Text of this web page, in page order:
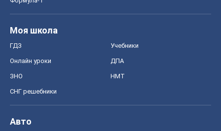
Моя школа
ГДЗ Учебники
Онлайн уроки ДПА
ЗНО НМТ
СНГ решебники
Авто